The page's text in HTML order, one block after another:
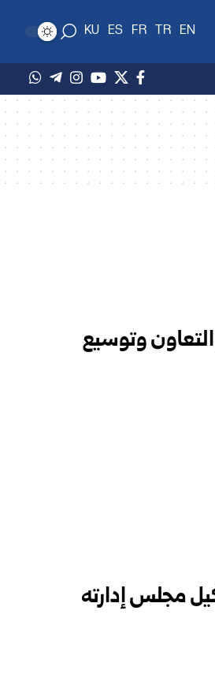
EN
TR
FR
ES
KU
التعاون وتوسيع
مجلس إدارته